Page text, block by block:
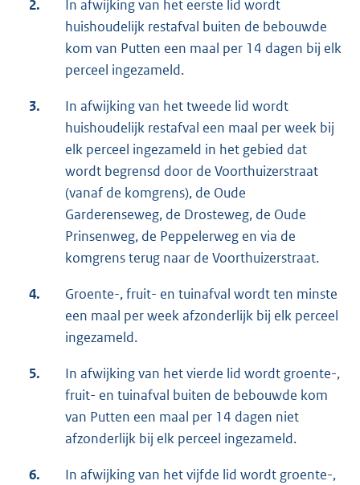
2.
In afwijking van het eerste lid wordt
huishoudelijk restafval buiten de bebouwde
kom van Putten een maal per 14 dagen bij elk
perceel ingezameld.
3.
In afwijking van het tweede lid wordt
huishoudelijk restafval een maal per week bij
elk perceel ingezameld in het gebied dat
wordt begrensd door de Voorthuizerstraat
(vanaf de komgrens), de Oude
Garderenseweg, de Drosteweg, de Oude
Prinsenweg, de Peppelerweg en via de
komgrens terug naar de Voorthuizerstraat.
4.
Groente-, fruit- en tuinafval wordt ten minste
een maal per week afzonderlijk bij elk perceel
ingezameld.
5.
In afwijking van het vierde lid wordt groente-,
fruit- en tuinafval buiten de bebouwde kom
van Putten een maal per 14 dagen niet
afzonderlijk bij elk perceel ingezameld.
6.
In afwijking van het vijfde lid wordt groente-,